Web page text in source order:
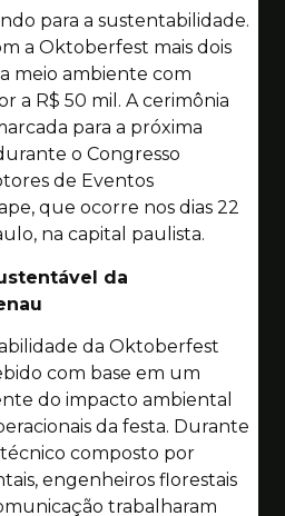
para a sustentabilidade.
a Oktoberfest mais dois
meio ambiente com
a R$ 50 mil. A cerimônia
para a próxima
o Congresso
de Eventos
que ocorre nos dias 22
na capital paulista.
da
da Oktoberfest
com base em um
do impacto ambiental
da festa. Durante
composto por
engenheiros florestais
trabalharam